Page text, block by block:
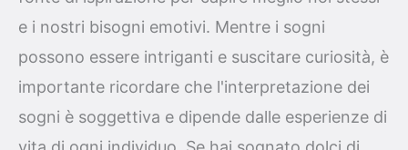
e i nostri bisogni emotivi. Mentre i sogni
possono essere intriganti e suscitare curiosità, è
importante ricordare che l'interpretazione dei
sogni è soggettiva e dipende dalle esperienze di